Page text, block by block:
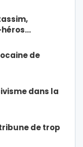
de
dans la
de trop